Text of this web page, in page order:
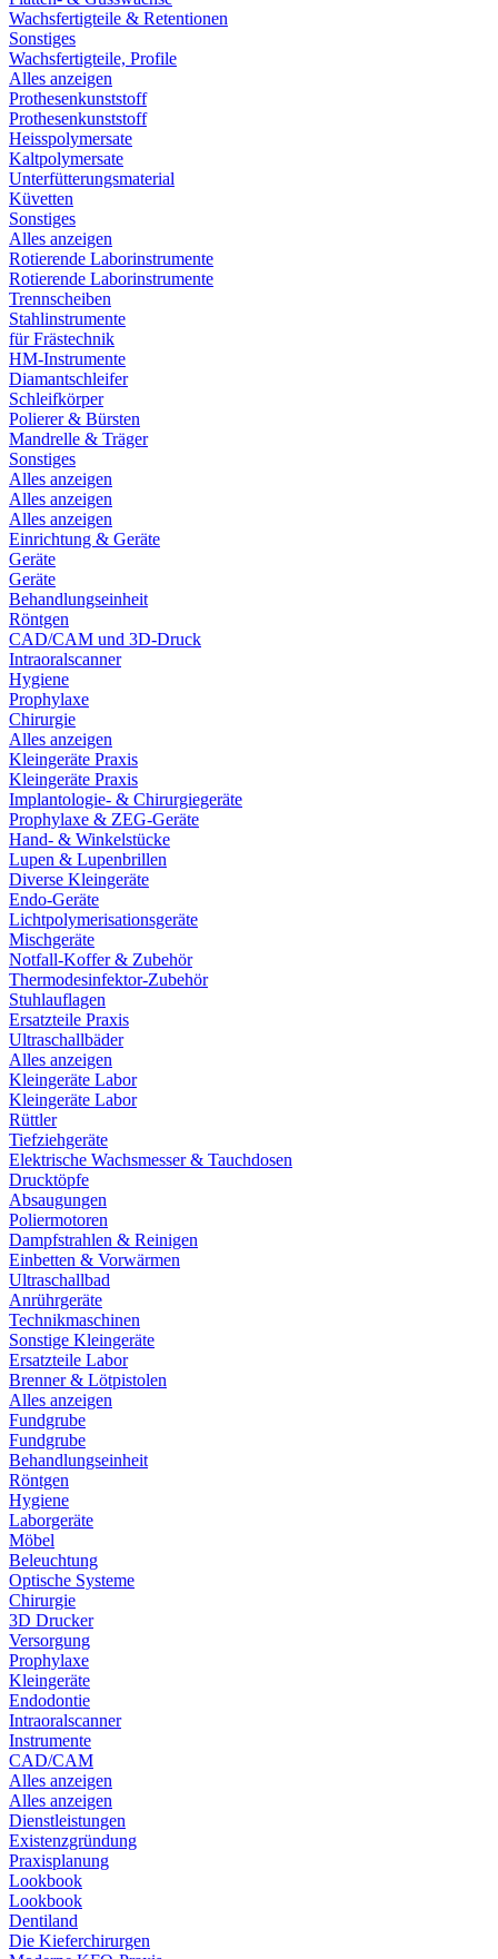
Wachsfertigteile & Retentionen
Sonstiges
Wachsfertigteile, Profile
Alles anzeigen
Prothesenkunststoff
Prothesenkunststoff
Heisspolymersate
Kaltpolymersate
Unterfütterungsmaterial
Küvetten
Sonstiges
Alles anzeigen
Rotierende Laborinstrumente
Rotierende Laborinstrumente
Trennscheiben
Stahlinstrumente
für Frästechnik
HM-Instrumente
Diamantschleifer
Schleifkörper
Polierer & Bürsten
Mandrelle & Träger
Sonstiges
Alles anzeigen
Alles anzeigen
Alles anzeigen
Einrichtung & Geräte
Geräte
Geräte
Behandlungseinheit
Röntgen
CAD/CAM und 3D-Druck
Intraoralscanner
Hygiene
Prophylaxe
Chirurgie
Alles anzeigen
Kleingeräte Praxis
Kleingeräte Praxis
Implantologie- & Chirurgiegeräte
Prophylaxe & ZEG-Geräte
Hand- & Winkelstücke
Lupen & Lupenbrillen
Diverse Kleingeräte
Endo-Geräte
Lichtpolymerisationsgeräte
Mischgeräte
Notfall-Koffer & Zubehör
Thermodesinfektor-Zubehör
Stuhlauflagen
Ersatzteile Praxis
Ultraschallbäder
Alles anzeigen
Kleingeräte Labor
Kleingeräte Labor
Rüttler
Tiefziehgeräte
Elektrische Wachsmesser & Tauchdosen
Drucktöpfe
Absaugungen
Poliermotoren
Dampfstrahlen & Reinigen
Einbetten & Vorwärmen
Ultraschallbad
Anrührgeräte
Technikmaschinen
Sonstige Kleingeräte
Ersatzteile Labor
Brenner & Lötpistolen
Alles anzeigen
Fundgrube
Fundgrube
Behandlungseinheit
Röntgen
Hygiene
Laborgeräte
Möbel
Beleuchtung
Optische Systeme
Chirurgie
3D Drucker
Versorgung
Prophylaxe
Kleingeräte
Endodontie
Intraoralscanner
Instrumente
CAD/CAM
Alles anzeigen
Alles anzeigen
Dienstleistungen
Existenzgründung
Praxisplanung
Lookbook
Lookbook
Dentiland
Die Kieferchirurgen